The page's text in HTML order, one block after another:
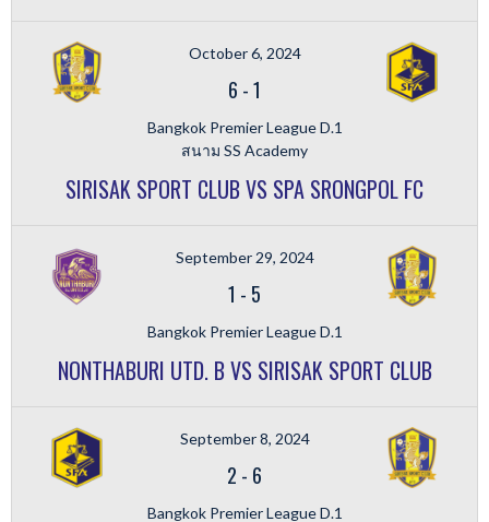
October 6, 2024
6 -1
Bangkok Premier League D.1
สนาม SS Academy
SIRISAK SPORT CLUB VS SPA SRONGPOL FC
September 29, 2024
1 - 5
Bangkok Premier League D.1
NONTHABURI UTD. B VS SIRISAK SPORT CLUB
September 8, 2024
2 - 6
Bangkok Premier League D.1